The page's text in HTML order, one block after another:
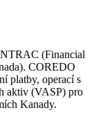
(Financial
COREDO
platby, operací s
aktiv (VASP) pro
Kanady.